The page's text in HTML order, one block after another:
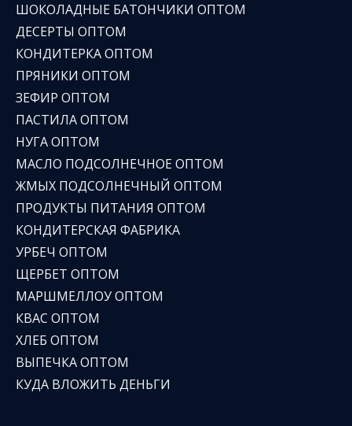
ШОКОЛАДНЫЕ БАТОНЧИКИ ОПТОМ
ДЕСЕРТЫ ОПТОМ
КОНДИТЕРКА ОПТОМ
ПРЯНИКИ ОПТОМ
ЗЕФИР ОПТОМ
ПАСТИЛА ОПТОМ
НУГА ОПТОМ
МАСЛО ПОДСОЛНЕЧНОЕ ОПТОМ
ЖМЫХ ПОДСОЛНЕЧНЫЙ ОПТОМ
ПРОДУКТЫ ПИТАНИЯ ОПТОМ
КОНДИТЕРСКАЯ ФАБРИКА
УРБЕЧ ОПТОМ
ЩЕРБЕТ ОПТОМ
МАРШМЕЛЛОУ ОПТОМ
КВАС ОПТОМ
ХЛЕБ ОПТОМ
ВЫПЕЧКА ОПТОМ
КУДА ВЛОЖИТЬ ДЕНЬГИ